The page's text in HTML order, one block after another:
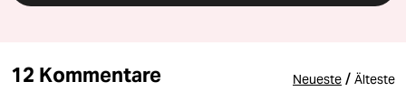
12 Kommentare Neueste / Älteste